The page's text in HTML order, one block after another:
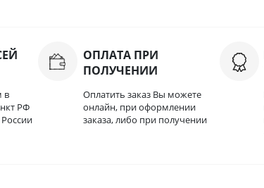
в
РФ
ОПЛАТА ПРИ
ПОЛУЧЕНИИ
Оплатить заказ Вы можете
онлайн, при оформлении
заказа, либо при получении